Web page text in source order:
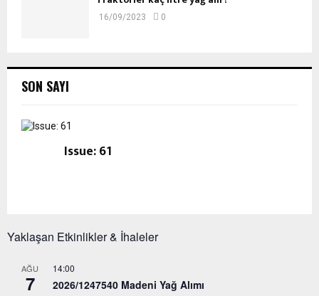
16/09/2023 0
SON SAYI
Issue: 61
Yaklaşan Etkinlikler & İhaleler
AĞU
7
14:00
2026/1247540 Madeni Yağ Alımı